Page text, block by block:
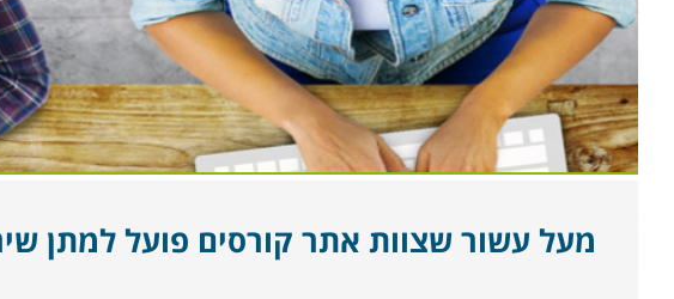
מעל עשור שצוות אתר קורסים פועל למתן